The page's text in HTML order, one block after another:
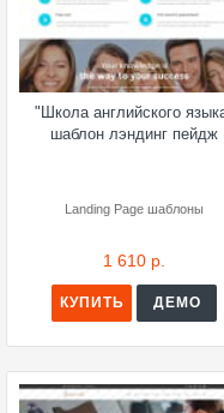
"Школа английского
шаблон лэндинг пейдж
Landing Page шаблоны
1 610 р.
КУПИТЬ ДЕМО